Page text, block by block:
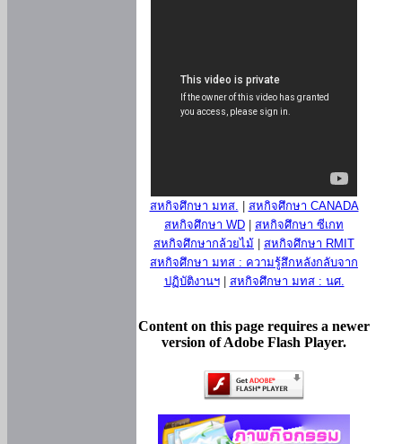
สหกิจศึกษา มทส.
สหกิจศึกษา CANADA
สหกิจศึกษา WD
สหกิจศึกษา ซีเกท
สหกิจศึกษากล้วยไม้
สหกิจศึกษา RMIT
สหกิจศึกษา มทส : ความรู้สึกหลังกลับจาก
ปฏิบัติงานฯ| สหกิจศึกษา มทส : นศ.
Content on this page requires a newer
version of Adobe Flash Player.